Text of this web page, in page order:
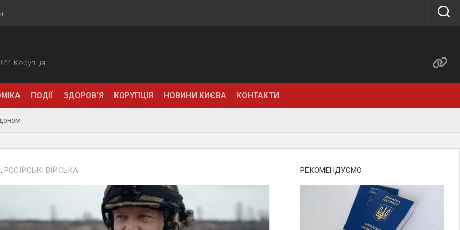
Корупція
ПОДІЇ ЗДОРОВ’Я КОРУПЦІЯ НОВИНИ КИЄВА КОНТАКТИ
РОCІЙСЬКІ ВІЙСЬКА РЕКОМЕНДУЄМО